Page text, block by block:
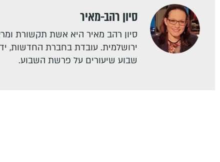
סיון רהב-מאיר
סיון רהב מאיר היא אשת תקשורת
ירושלמית. עובדת בחברת החדשות,
שבוע שיעורים על פרשת השבוע.